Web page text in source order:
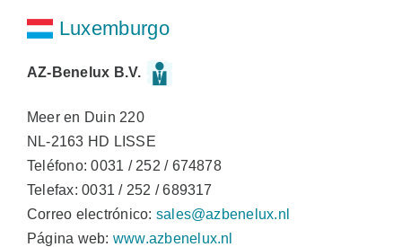
Luxemburgo
AZ-Benelux B.V.
Meer en Duin 220
NL-2163 HD LISSE
Teléfono: 0031 / 252 / 674878
Telefax: 0031 / 252 / 689317
Correo electrónico: sales@azbenelux.nl
Página web: www.azbenelux.nl